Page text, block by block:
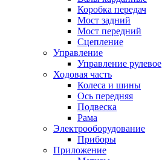
Коробка передач
Мост задний
Мост передний
Сцепление
Управление
Управление рулевое
Ходовая часть
Колеса и шины
Ось передняя
Подвеска
Рама
Электрооборудование
Приборы
Приложение